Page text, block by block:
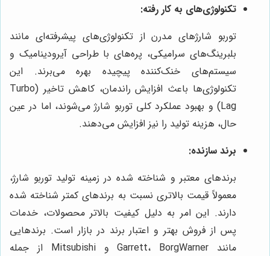
تکنولوژی‌های به کار رفته:
توربو شارژهای مدرن از تکنولوژی‌های پیشرفته‌ای مانند
بلبرینگ‌های سرامیکی، پره‌های با طراحی آیرودینامیک و
سیستم‌های خنک‌کننده پیچیده بهره می‌برند. این
تکنولوژی‌ها باعث افزایش راندمان، کاهش تاخیر (Turbo
Lag) و بهبود عملکرد کلی توربو شارژ می‌شوند، اما در عین
حال، هزینه تولید را نیز افزایش می‌دهند.
برند سازنده:
برندهای معتبر و شناخته شده در زمینه تولید توربو شارژ،
معمولاً قیمت بالاتری نسبت به برندهای کمتر شناخته شده
دارند. این امر به دلیل کیفیت بالاتر محصولات، خدمات
پس از فروش بهتر و اعتبار برند در بازار است. برندهایی
مانند Garrett، BorgWarner و Mitsubishi از جمله